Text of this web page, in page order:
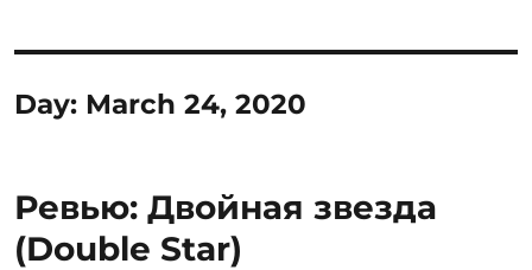
Day: March 24, 2020
Ревью: Двойная звезда
(Double Star)